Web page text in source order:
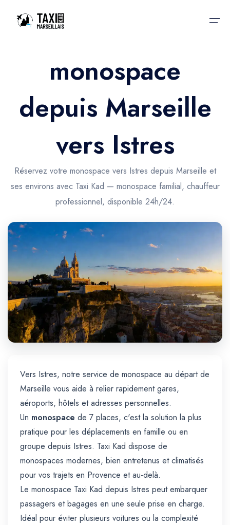
Accueil
Nos services
Nos services
Trajet Gare SNCF
Trajet Port croisière
Trajet Séminaire
Trajet Santé
Trajet Longue Distance
Taxis aéroport
Réservation
Actualités & évènements
Contactez-nous
monospace
depuis Marseille
vers Istres
Réservez votre monospace vers Istres depuis Marseille et
ses environs avec Taxi Kad — monospace familial, chauffeur
professionnel, disponible 24h/24.
Vers Istres, notre service de monospace au départ de
Marseille vous aide à relier rapidement gares,
aéroports, hôtels et adresses personnelles.
Un monospace de 7 places, c'est la solution la plus
pratique pour les déplacements en famille ou en
groupe depuis Istres. Taxi Kad dispose de
monospaces modernes, bien entretenus et climatisés
pour vos trajets en Provence et au-delà.
Le monospace Taxi Kad depuis Istres peut embarquer
passagers et bagages en une seule prise en charge.
Idéal pour éviter plusieurs voitures ou la complexité